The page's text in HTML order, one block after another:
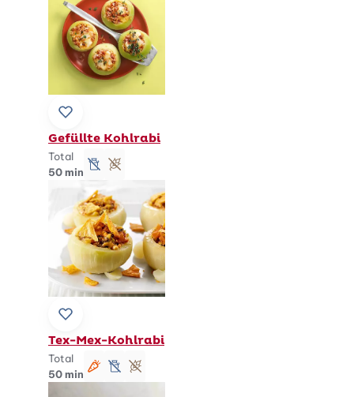
Zu Lieblingsrezepten hinzufügen
Gefüllte Kohlrabi
Total
50 min
lactosefrei
glutenfrei
Zu Lieblingsrezepten hinzufügen
Tex-Mex-Kohlrabi
Total
50 min
vegetarisch
lactosefrei
glutenfrei